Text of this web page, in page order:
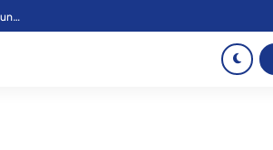
Tutup Diklat Manajemen Risiko, Kabadiklat Harli Siregar Beri Lima Instruksi Strategis untuk Perkuat Tata Kelola Kejaksaan